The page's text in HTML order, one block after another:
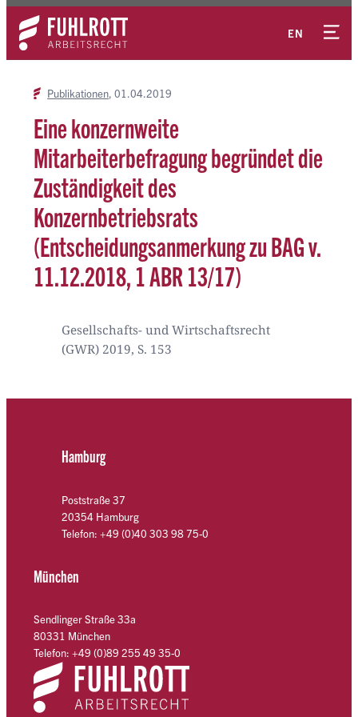
Zum
Inhalt
springen
EN
Kontakt
Publikationen 01.04.2019
Eine konzernweite
Mitarbeiterbefragung begründet die
Zuständigkeit des
Konzernbetriebsrats
(Entscheidungsanmerkung zu BAG v.
11.12.2018, 1 ABR 13/17)
Gesellschafts- und Wirtschaftsrecht
(GWR) 2019, S. 153
Hamburg
Poststraße 37
20354 Hamburg
Telefon: +49 (0)40 303 98 75-0
München
Sendlinger Straße 33a
80331 München
Telefon: +49 (0)89 255 49 35-0